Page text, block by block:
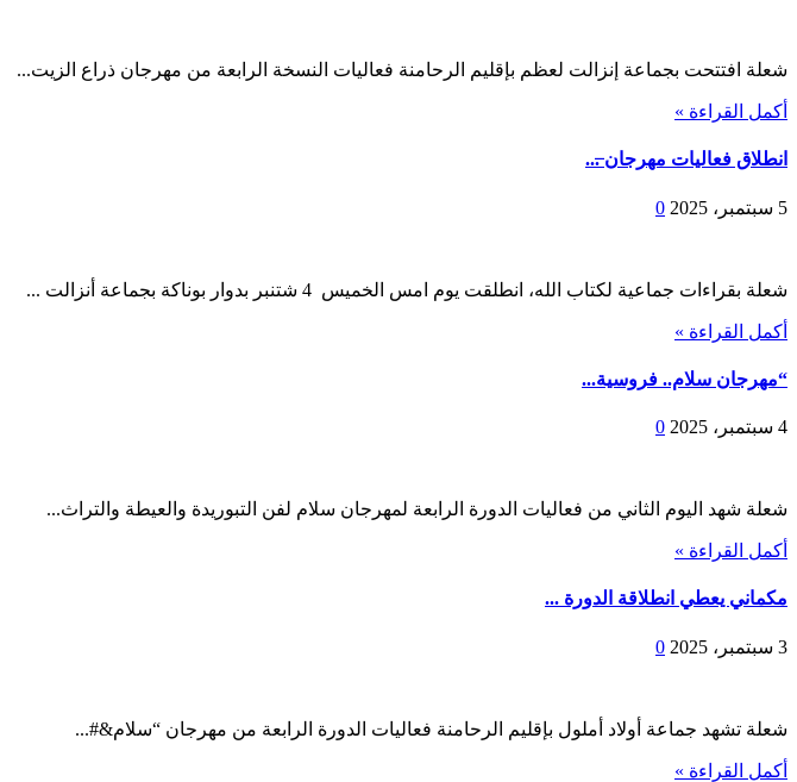
شعلة افتتحت بجماعة إنزالت لعظم بإقليم الرحامنة فعاليات النسخة الرابعة من مهرجان ذراع الزيت...
أكمل القراءة »
انطلاق فعاليات مهرجان ̶...
5 سبتمبر، 2025 0
شعلة بقراءات جماعية لكتاب الله، انطلقت يوم امس الخميس 4 شتنبر بدوار بوناكة بجماعة أنزالت ...
أكمل القراءة »
“مهرجان سلام.. فروسية...
4 سبتمبر، 2025 0
شعلة شهد اليوم الثاني من فعاليات الدورة الرابعة لمهرجان سلام لفن التبوريدة والعيطة والتراث...
أكمل القراءة »
مكماني يعطي انطلاقة الدورة ...
3 سبتمبر، 2025 0
شعلة تشهد جماعة أولاد أملول بإقليم الرحامنة فعاليات الدورة الرابعة من مهرجان “سلام&#...
أكمل القراءة »